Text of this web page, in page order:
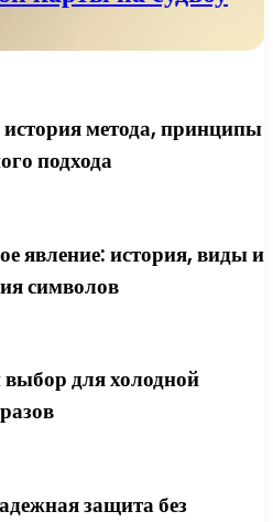
метода, принципы
подхода
явление: история, виды и
символов
для холодной
защита без